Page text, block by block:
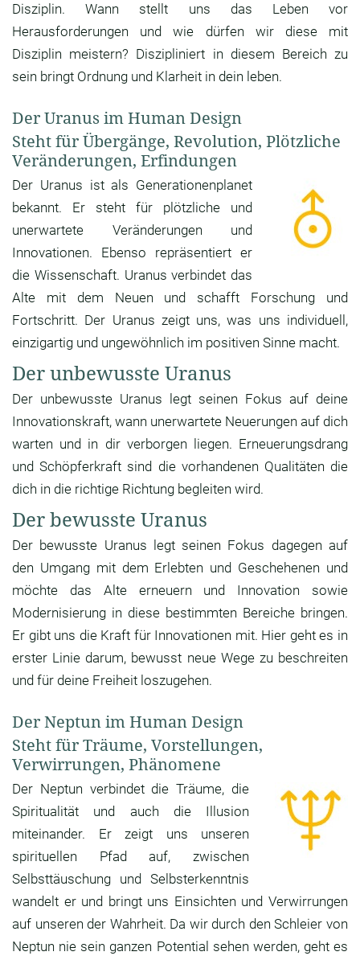
Disziplin. Wann stellt uns das Leben vor
Herausforderungen und wie dürfen wir diese mit
Disziplin meistern? Diszipliniert in diesem Bereich zu
sein bringt Ordnung und Klarheit in dein leben.
Der Uranus im Human Design
Steht für Übergänge, Revolution, Plötzliche
Veränderungen, Erfindungen
Der Uranus ist als Generationenplanet
bekannt. Er steht für plötzliche und
unerwartete Veränderungen und
Innovationen. Ebenso repräsentiert er
die Wissenschaft. Uranus verbindet das
Alte mit dem Neuen und schafft Forschung und
Fortschritt. Der Uranus zeigt uns, was uns individuell,
einzigartig und ungewöhnlich im positiven Sinne macht.
Der unbewusste Uranus
Der unbewusste Uranus legt seinen Fokus auf deine
Innovationskraft, wann unerwartete Neuerungen auf dich
warten und in dir verborgen liegen. Erneuerungsdrang
und Schöpferkraft sind die vorhandenen Qualitäten die
dich in die richtige Richtung begleiten wird.
Der bewusste Uranus
Der bewusste Uranus legt seinen Fokus dagegen auf
den Umgang mit dem Erlebten und Geschehenen und
möchte das Alte erneuern und Innovation sowie
Modernisierung in diese bestimmten Bereiche bringen.
Er gibt uns die Kraft für Innovationen mit. Hier geht es in
erster Linie darum, bewusst neue Wege zu beschreiten
und für deine Freiheit loszugehen.
Der Neptun im Human Design
Steht für Träume, Vorstellungen,
Verwirrungen, Phänomene
Der Neptun verbindet die Träume, die
Spiritualität und auch die Illusion
miteinander. Er zeigt uns unseren
spirituellen Pfad auf, zwischen
Selbsttäuschung und Selbsterkenntnis
wandelt er und bringt uns Einsichten und Verwirrungen
auf unseren der Wahrheit. Da wir durch den Schleier von
Neptun nie sein ganzen Potential sehen werden, geht es